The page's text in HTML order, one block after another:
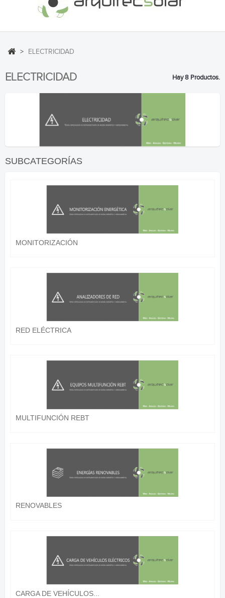
> ELECTRICIDAD
ELECTRICIDAD Hay 8 Productos.
SUBCATEGORÍAS
MONITORIZACIÓN
RED ELÉCTRICA
MULTIFUNCIÓN REBT
RENOVABLES
CARGA DE VEHÍCULOS...